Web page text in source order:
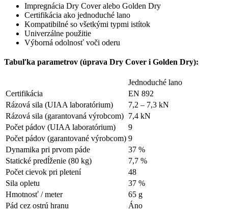
Impregnácia Dry Cover alebo Golden Dry
Certifikácia ako jednoduché lano
Kompatibilné so všetkými typmi istítok
Univerzálne použitie
Výborná odolnosť voči oderu
Tabuľka parametrov (úprava Dry Cover i Golden Dry):
Jednoduché lano
Certifikácia
EN 892
Rázová sila (UIAA laboratórium)
7,2 – 7,3 kN
Rázová sila (garantovaná výrobcom) 7,4 kN
Počet pádov (UIAA laboratórium)
9
Počet pádov (garantované výrobcom) 9
Dynamika pri prvom páde
37 %
Statické predĺženie (80 kg)
7,7 %
Počet cievok pri pletení
48
Sila opletu
37 %
Hmotnosť / meter
65 g
Pád cez ostrú hranu
Áno